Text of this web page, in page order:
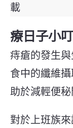
載
療日子小
痔瘡的發生
食中的纖維
助於減輕便秘
對於上班族